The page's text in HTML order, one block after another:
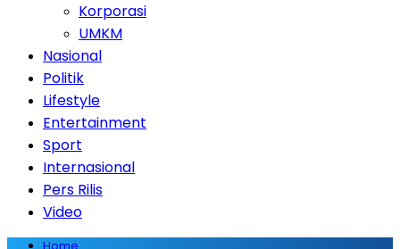
Korporasi
UMKM
Nasional
Politik
Lifestyle
Entertainment
Sport
Internasional
Pers Rilis
Video